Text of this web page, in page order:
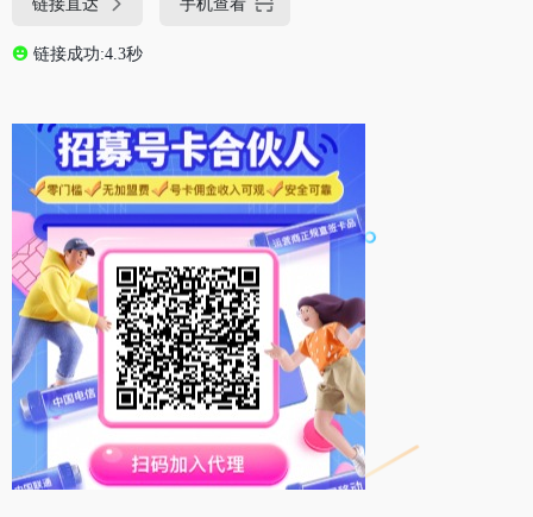
链接直达 手机查看
链接成功:4.3秒